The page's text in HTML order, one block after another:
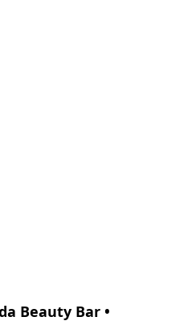
Beauty Bar •